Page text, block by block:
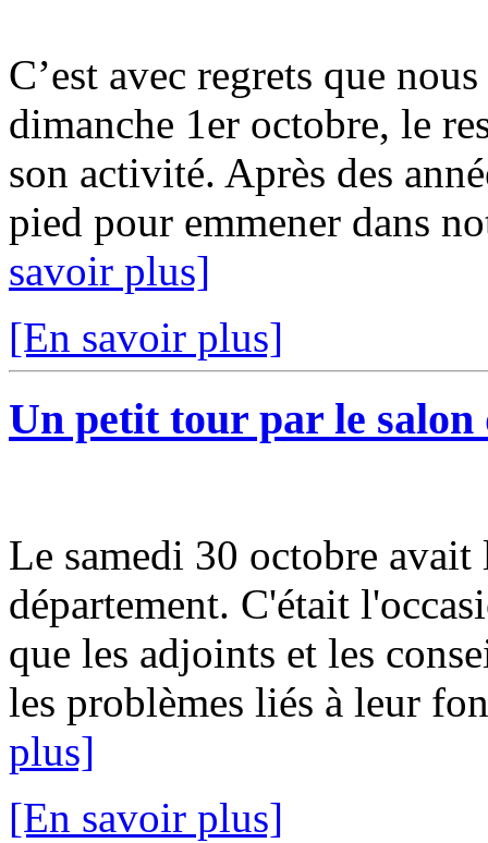
C’est avec regrets que
dimanche 1er octobre, le
son activité. Après des
pied pour emmener dans
savoir plus]
[En savoir plus]
Un petit tour par le salon
Le samedi 30 octobre
département. C'était
que les adjoints et les
les problèmes liés à leur
plus]
[En savoir plus]